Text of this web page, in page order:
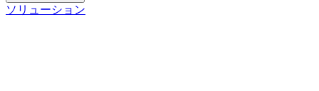
ソリューション